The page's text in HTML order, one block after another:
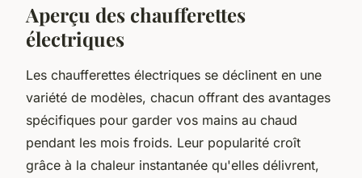
Aperçu des chaufferettes
électriques
Les chaufferettes électriques se déclinent en une
variété de modèles, chacun offrant des avantages
spécifiques pour garder vos mains au chaud
pendant les mois froids. Leur popularité croît
grâce à la chaleur instantanée qu'elles délivrent,